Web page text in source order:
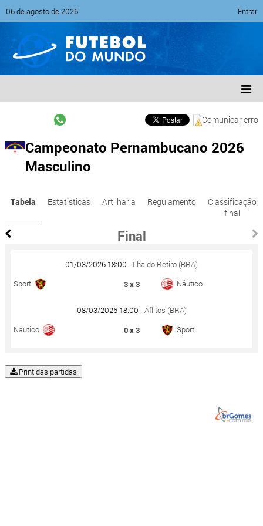
06 de agosto de 2026 Entrar
Comunicar erro
Campeonato Pernambucano 2026
Masculino
Tabela Estatísticas Artilharia Regulamento
Classificação
final
Final
01/03/2026 18:00 - Ilha do Retiro (BRA)
Sport
3 x 3 Náutico
08/03/2026 18:00 -Aflitos (BRA)
Náutico
0 x 3 Sport
Print das partidas